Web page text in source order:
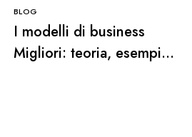
BLOG
I modelli di business
Migliori: teoria, esempi